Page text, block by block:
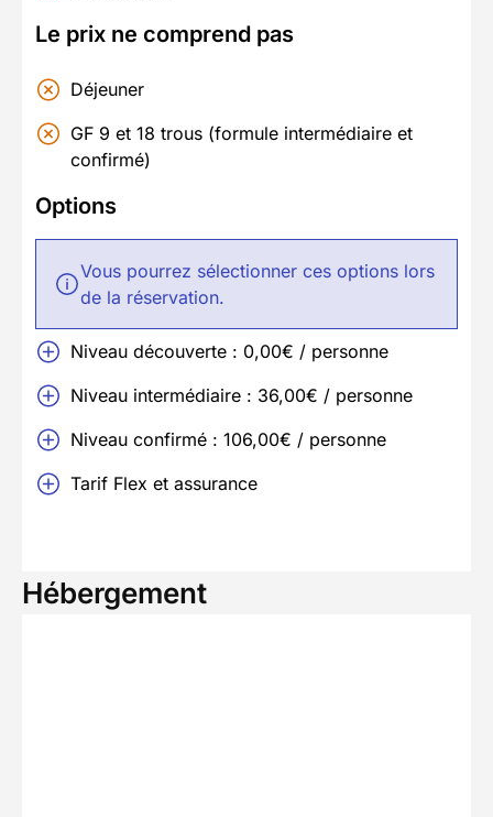
Le prix ne comprend pas
Déjeuner
GF 9 et 18 trous (formule intermédiaire et
confirmé)
Options
Vous pourrez sélectionner ces options lors
de la réservation.
Niveau découverte : 0,00€ / personne
Niveau intermédiaire : 36,00€ / personne
Niveau confirmé : 106,00€ / personne
Tarif Flex et assurance
Hébergement